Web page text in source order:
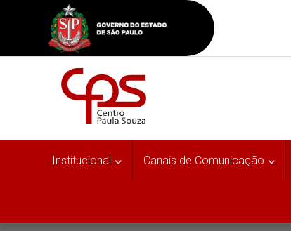
Institucional Canais de Comunicação